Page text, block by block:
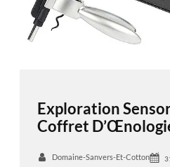
Exploration
Coffret
Domaine-Sanvers-Et-Cotton